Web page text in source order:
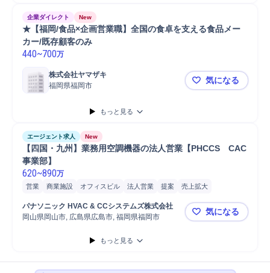
企業ダイレクト New
★【福岡/食品×企画営業職】全国の食卓を支える食品メー
カー/既存顧客のみ
440~700万
株式会社ヤマザキ
福岡県福岡市
★【福岡/食
気になる
もっと見る
エージェント求人 New
【四国・九州】業務用空調機器の法人営業【PHCCS　CAC
事業部】
620~890万
営業 商業施設 オフィスビル 法人営業 提案
売上拡大
営業活動 管理職
空調設備
施工管理技士
パナソニック HVAC & CCシステムズ株式会社
岡山県岡山市, 広島県広島市, 福岡県福岡市
【四国・九
気になる
もっと見る